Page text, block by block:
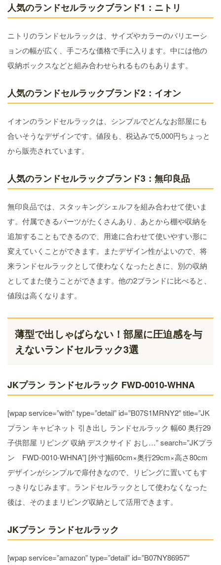
人気のランドセルラックブランド1：ニトリ
ニトリのランドセルラックは、サイズやカラーのバリエーシ
ョンの幅が広く、手ごろな価格で手に入ります。中には他の
収納ボックスなどと組み合わせられるものもあります。
人気のランドセルラックブランド2：イオン
イオンのランドセルラックは、シンプルでどんなお部屋にも
合いそうなデザインです。値段も、税込みで5,000円ちょっと
から販売されています。
人気のランドセルラックブランド3：無印良品
無印良品では、スタッキングシェルフを組み合わせて使いま
す。付属できるパーツがたくさんあり、あとから棚や収納を
追加することもできるので、用途に合わせて使いやすい形に
変えていくことができます。またデザイン性がよいので、将
来ランドセルラックとして使わなくなったときに、別の収納
としてまた使うことができます。他の2ブランドに比べると、
値段は高くなります。
薄型で出しゃばらない！部屋に圧迫感を与
えないランドセルラック3選
JKプラン ランドセルラック FWD-0010-WHNA
[wpap service=”with” type=”detail” id=”B07S1MRNY2″ title=”JK
プラン キャビネット 引き出し ランドセルラック 幅60 奥行29
子供部屋 リビング 収納 デスクサイド おし…” search=”JKプラ
ン FWD-0010-WHNA”] [外寸]幅60cm×奥行29cm×高さ80cm
デザインがシンプルで扉付きなので、リビングに置いてもす
っきりなじみます。ランドセルラックとして使わなくなった
後は、そのままリビング収納として活用できます。
JKプラン ランドセルラック
[wpap service=”amazon” type=”detail” id=”B07NY86957″